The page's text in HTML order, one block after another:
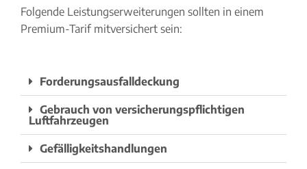
Folgende Leistungserweiterungen sollten in einem
Premium-Tarif mitversichert sein:
Forderungsausfalldeckung
Gebrauch von versicherungspflichtigen
Luftfahrzeugen
Gefälligkeitshandlungen